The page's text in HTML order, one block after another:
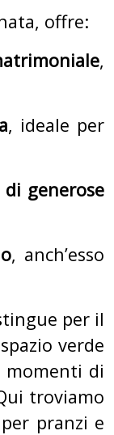
offre:
,
, ideale per
generose
, anch’esso
per il
verde
momenti di
troviamo
pranzi e